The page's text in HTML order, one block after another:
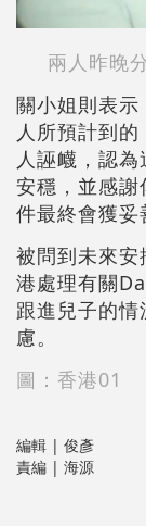
兩人昨晚
關小姐則表
人所預計到
人誣衊，認
安穩，並感
件最終會獲妥
被問到未來安
港處理有關
跟進兒子的
慮。
圖：香港01
編輯 | 俊彥
責編 | 海源